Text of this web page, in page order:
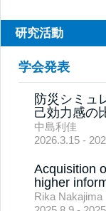
研究活動
学会発表
防災シミュ
己効力感の
中島利佳
2026.3.15 -
Acquisition
higher
Rika Nakajima